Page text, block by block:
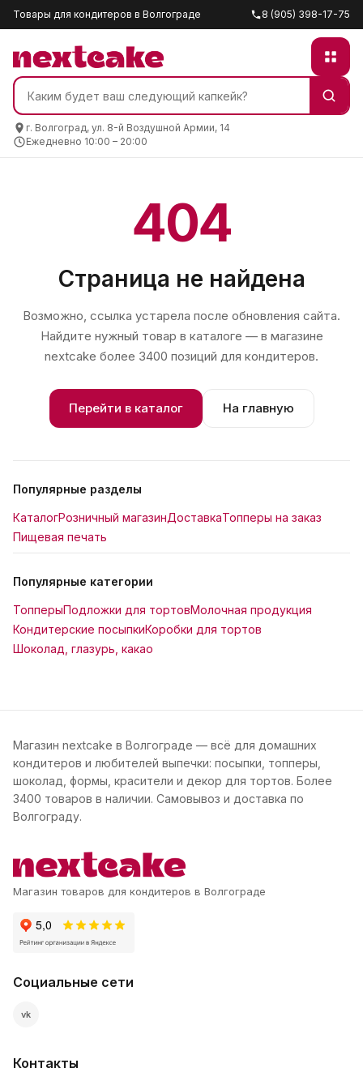
Товары для кондитеров в Волгограде 8 (905) 398-17-75
г. Волгоград, ул. 8-й Воздушной Армии, 14
Ежедневно 10:00 – 20:00
404
Страница не найдена
Возможно, ссылка устарела после обновления сайта.
Найдите нужный товар в каталоге — в магазине
nextcake более 3400 позиций для кондитеров.
Перейти в каталог На главную
Популярные разделы
КаталогРозничный магазинДоставкаТопперы на заказ
Пищевая печать
Популярные категории
ТопперыПодложки для тортовМолочная продукция
Кондитерские посыпкиКоробки для тортов
Шоколад, глазурь, какао
Магазин nextcake в Волгограде — всё для домашних
кондитеров и любителей выпечки: посыпки, топперы,
шоколад, формы, красители и декор для тортов. Более
3400 товаров в наличии. Самовывоз и доставка по
Волгограду.
Магазин товаров для кондитеров в Волгограде
Социальные сети
vk
Контакты